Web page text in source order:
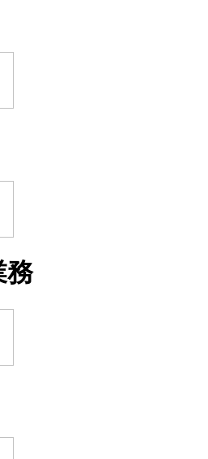
務